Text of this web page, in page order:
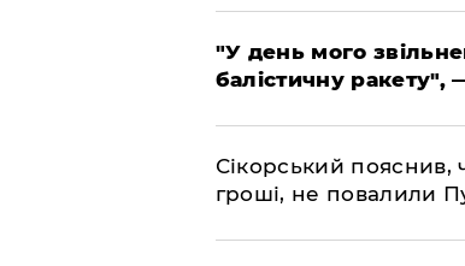
​"У день мого
балістичну ракету",
​Сікорський пояснив,
гроші, не повалили